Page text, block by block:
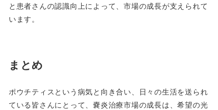
と患者さんの認識向上によって、市場の成長が支えられて
います。
まとめ
ポウチティスという病気と向き合い、日々の生活を送られ
ている皆さんにとって、嚢炎治療市場の成長は、希望の光